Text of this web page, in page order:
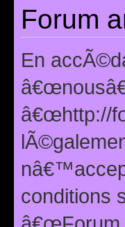
Forum
En
â€œhttp://
conditions